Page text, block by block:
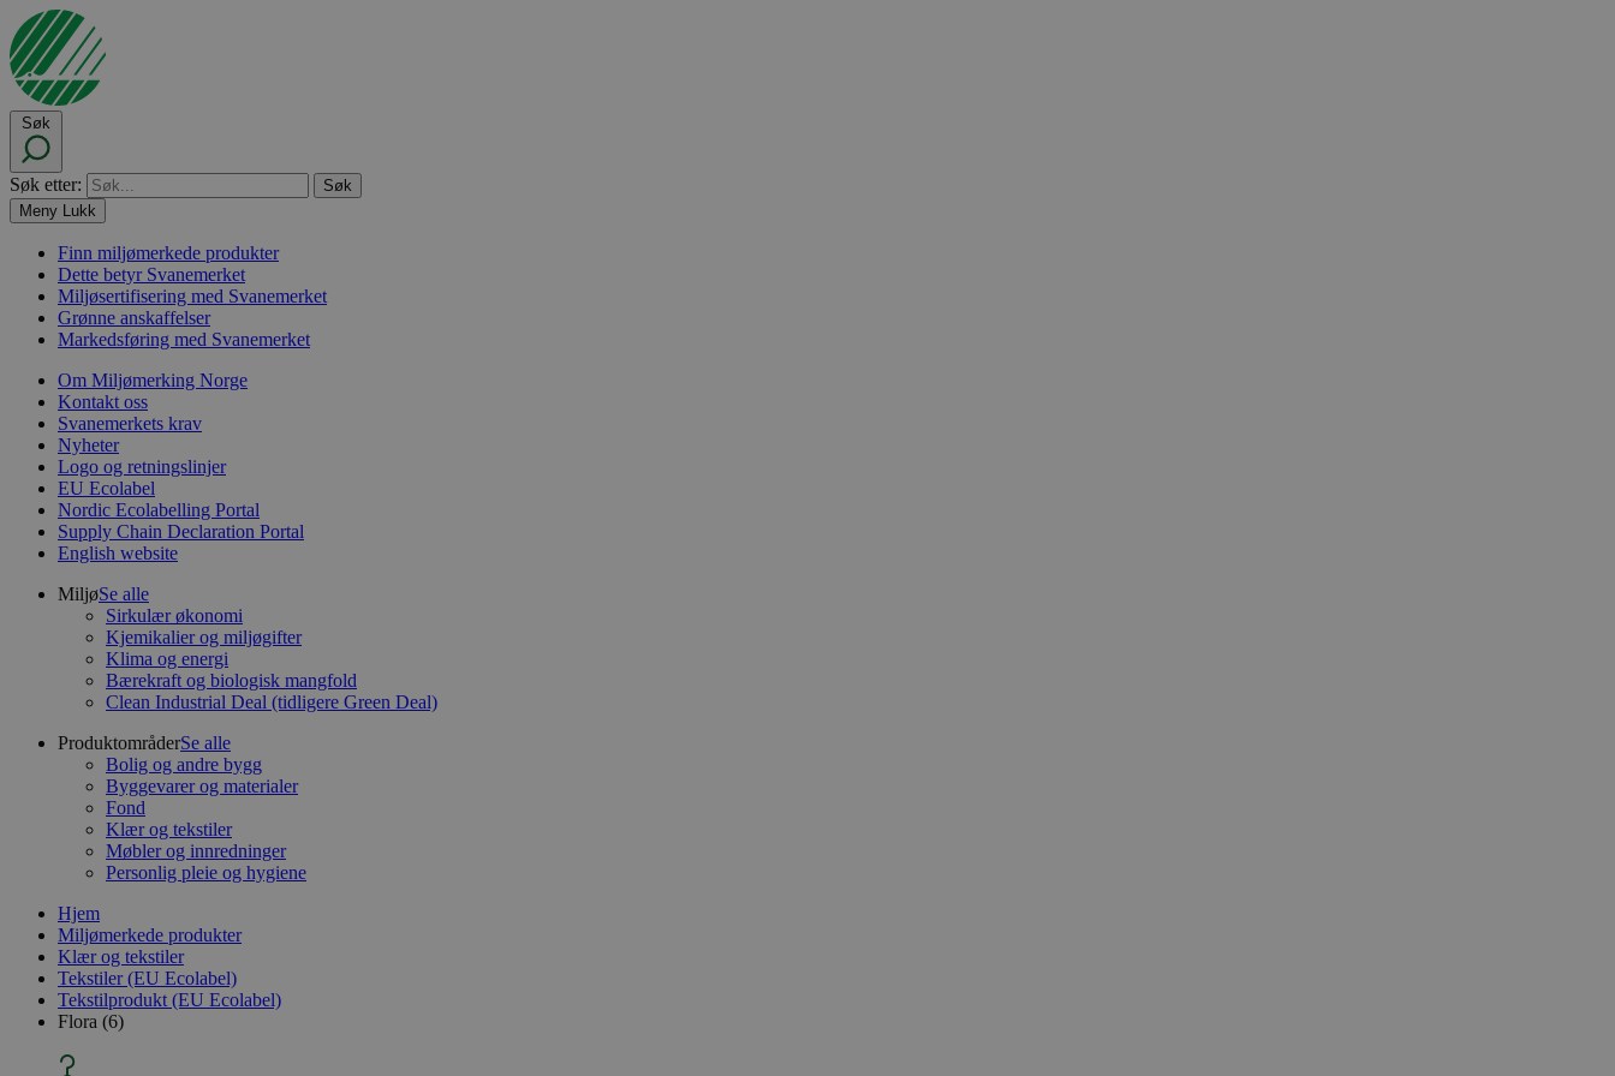
Søk
Søk etter:
Meny Lukk
Finn miljømerkede produkter
Dette betyr Svanemerket
Miljøsertifisering med Svanemerket
Grønne anskaffelser
Markedsføring med Svanemerket
Om Miljømerking Norge
Kontakt oss
Svanemerkets krav
Nyheter
Logo og retningslinjer
EU Ecolabel
Nordic Ecolabelling Portal
Supply Chain Declaration Portal
English website
MiljøSe alle
Sirkulær økonomi
Kjemikalier og miljøgifter
Klima og energi
Bærekraft og biologisk mangfold
Clean Industrial Deal (tidligere Green Deal)
ProduktområderSe alle
Bolig og andre bygg
Byggevarer og materialer
Fond
Klær og tekstiler
Møbler og innredninger
Personlig pleie og hygiene
Hjem
Miljømerkede produkter
Klær og tekstiler
Tekstiler (EU Ecolabel)
Tekstilprodukt (EU Ecolabel)
Flora (6)